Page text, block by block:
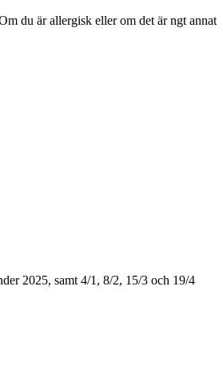
du är allergisk eller om det är ngt annat
2025, samt 4/1, 8/2, 15/3 och 19/4